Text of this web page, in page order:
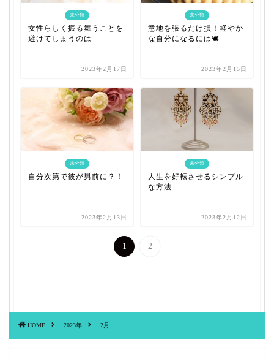
未分類
女性らしく振る舞うことを
避けてしまうのは
2023年2月17日
未分類
意地を張るだけ損！軽やか
な自分になるには🕊
2023年2月15日
未分類
自分次第で彼が男前に？！
2023年2月13日
未分類
人生を好転させるシンプル
な方法
2023年2月12日
1 2
HOME 2023年 2月